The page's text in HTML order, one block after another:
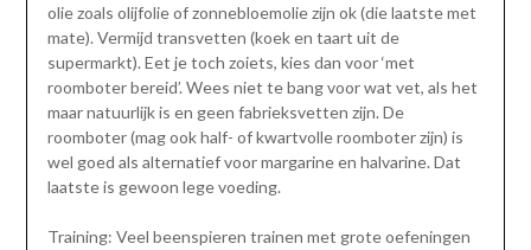
olie zoals olijfolie of zonnebloemolie zijn ok (die laatste met
mate). Vermijd transvetten (koek en taart uit de
supermarkt). Eet je toch zoiets, kies dan voor ‘met
roomboter bereid’. Wees niet te bang voor wat vet, als het
maar natuurlijk is en geen fabrieksvetten zijn. De
roomboter (mag ook half- of kwartvolle roomboter zijn) is
wel goed als alternatief voor margarine en halvarine. Dat
laatste is gewoon lege voeding.
Training: Veel beenspieren trainen met grote oefeningen